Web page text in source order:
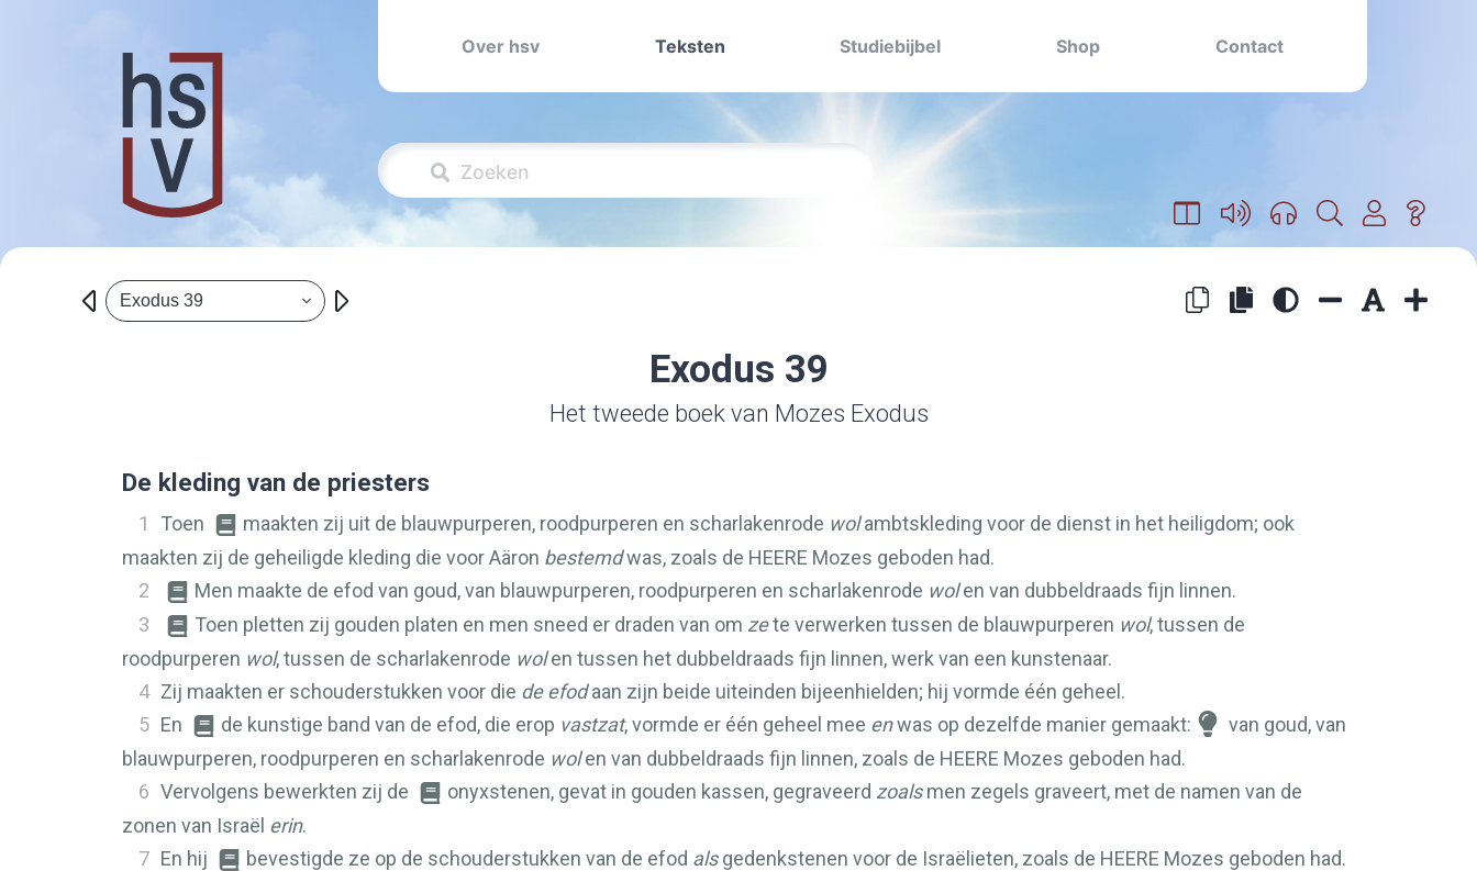
Over hsv Teksten Studiebijbel Shop Contact
Exodus 39
Exodus 39
Het tweede boek van Mozes Exodus
De kleding van de priesters
1 Toen maakten zij uit de blauwpurperen, roodpurperen en scharlakenrode wolambtskleding voor de dienst in het heiligdom; ook
maakten zij de geheiligde kleding die voor Aäron bestemdwas, zoals de HEERE Mozes geboden had.
2
Men maakte de efod van goud, van blauwpurperen, roodpurperen en scharlakenrode wolen van dubbeldraads fijn linnen.
3
Toen pletten zij gouden platen en men sneed er draden van om zete verwerken tussen de blauwpurperen wol, tussen de
roodpurperen wol, tussen de scharlakenrode wolen tussen het dubbeldraads fijn linnen, werk van een kunstenaar.
4 Zij maakten er schouderstukken voor die de efodaan zijn beide uiteinden bijeenhielden; hij vormde één geheel.
5 En de kunstige band van de efod, die erop vastzat, vormde er één geheel mee enwas op dezelfde manier gemaakt:
van goud, van
blauwpurperen, roodpurperen en scharlakenrode wolen van dubbeldraads fijn linnen, zoals de HEERE Mozes geboden had.
6 Vervolgens bewerkten zij de onyxstenen, gevat in gouden kassen, gegraveerd zoalsmen zegels graveert, met de namen van de
zonen van Israël erin.
7 En hij bevestigde ze op de schouderstukken van de efod alsgedenkstenen voor de Israëlieten, zoals de HEERE Mozes geboden had.